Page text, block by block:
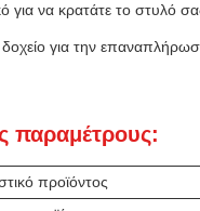
για να κρατάτε το στυλό
δοχείο για την
παραμέτρους:
προϊόντος